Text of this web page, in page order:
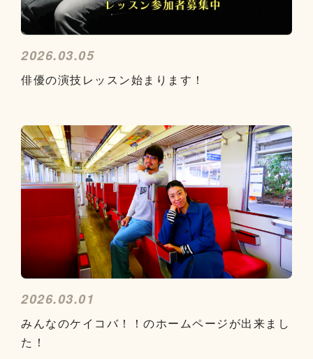
2026.03.05
俳優の演技レッスン始まります！
2026.03.01
みんなのケイコバ！！のホームページが出来まし
た！